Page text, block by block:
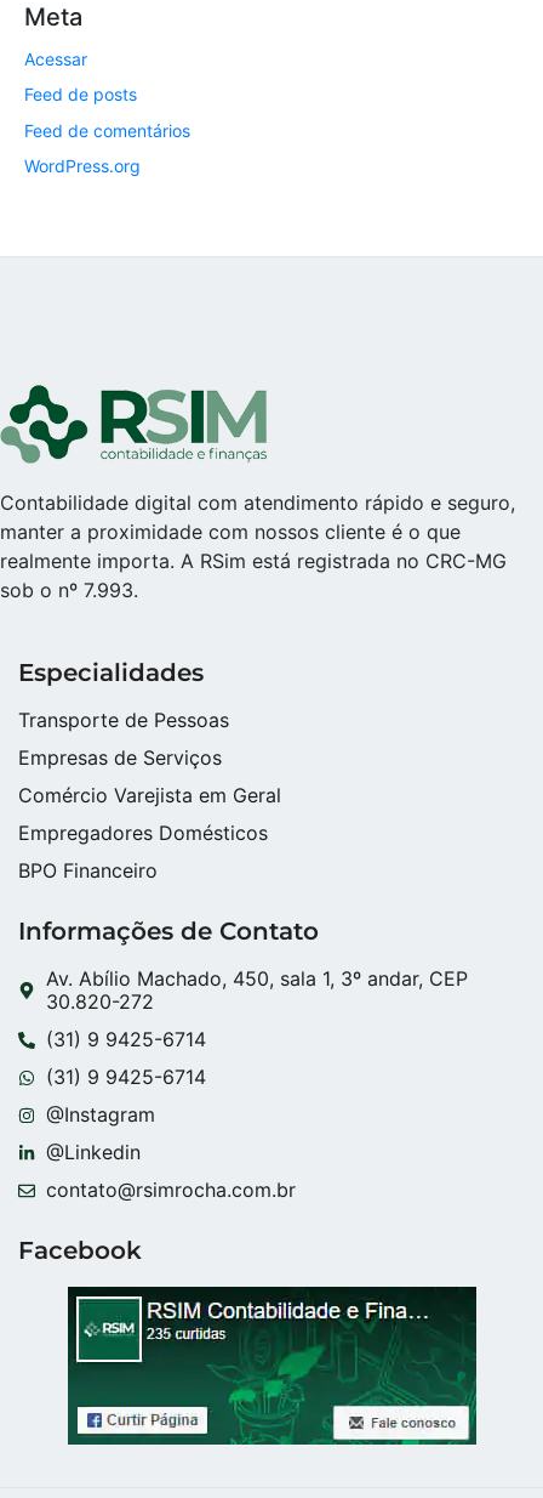
Meta
Acessar
Feed de posts
Feed de comentários
WordPress.org
Contabilidade digital com atendimento rápido e seguro,
manter a proximidade com nossos cliente é o que
realmente importa. A RSim está registrada no CRC-MG
sob o nº 7.993.
Especialidades
Transporte de Pessoas
Empresas de Serviços
Comércio Varejista em Geral
Empregadores Domésticos
BPO Financeiro
Informações de Contato
Av. Abílio Machado, 450, sala 1, 3º andar, CEP
30.820-272
(31) 9 9425-6714
(31) 9 9425-6714
@Instagram
@Linkedin
contato@rsimrocha.com.br
Facebook